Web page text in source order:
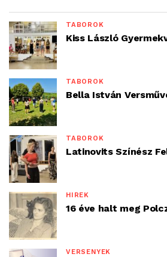
TÁBOROK
Kiss László
TÁBOROK
Bella István
TÁBOROK
Latinovits Színész
HÍREK
16 éve halt meg
VERSENYEK